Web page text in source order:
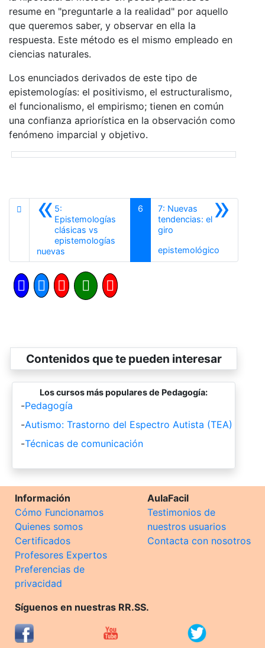
resume en "preguntarle a la realidad" por aquello
que queremos saber, y observar en ella la
respuesta. Este método es el mismo empleado en
ciencias naturales.
Los enunciados derivados de este tipo de
epistemologías: el positivismo, el estructuralismo,
el funcionalismo, el empirismo; tienen en común
una confianza apriorística en la observación como
fenómeno imparcial y objetivo.
«5:
Epistemologías
clásicas vs
epistemologías
nuevas
6 »
7: Nuevas
tendencias: el
giro
epistemológico
Contenidos que te pueden interesar
Los cursos más populares de Pedagogía:
-Pedagogía
-Autismo: Trastorno del Espectro Autista (TEA)
-Técnicas de comunicación
Información
Cómo Funcionamos
Quienes somos
Certificados
Profesores Expertos
Preferencias de
privacidad
AulaFacil
Testimonios de
nuestros usuarios
Contacta con nosotros
Síguenos en nuestras RR.SS.